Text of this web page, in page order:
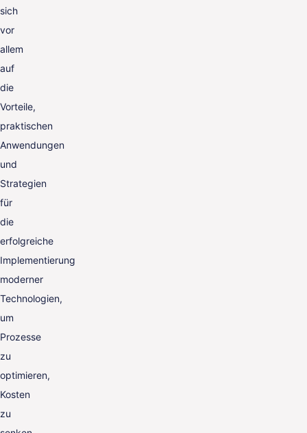
sich
vor
allem
auf
die
Vorteile,
praktischen
Anwendungen
und
Strategien
für
die
erfolgreiche
Implementierung
moderner
Technologien,
um
Prozesse
zu
optimieren,
Kosten
zu